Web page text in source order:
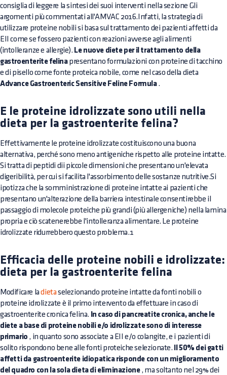
consiglia di leggere la sintesi dei suoi interventi nella sezione Gli
argomenti più commentati all'AMVAC 2016.Infatti, la strategia di
utilizzare proteine nobili si basa sul trattamento dei pazienti affetti da
EII come se fossero pazienti con reazioni avverse agli alimenti
(intolleranze e allergie). Le nuove diete per il trattamento della
gastroenterite felinapresentano formulazioni con proteine di tacchino
e di pisello come fonte proteica nobile, come nel caso della dieta
Advance Gastroenteric Sensitive Feline Formula.
E le proteine idrolizzate sono utili nella
dieta per la gastroenterite felina?
Effettivamente le proteine idrolizzate costituiscono una buona
alternativa, perché sono meno antigeniche rispetto alle proteine intatte.
Si tratta di peptidi dii piccole dimensioni che presentano un'elevata
digeribilità, per cui si facilita l'assorbimento delle sostanze nutritive.Si
ipotizza che la somministrazione di proteine intatte ai pazienti che
presentano un'alterazione della barriera intestinale consentirebbe il
passaggio di molecole proteiche più grandi (più allergeniche) nella lamina
propria e ciò scatenerebbe l'intolleranza alimentare. Le proteine
idrolizzate ridurrebbero questo problema.1
Efficacia delle proteine nobili e idrolizzate:
dieta per la gastroenterite felina
Modificare ladieta selezionando proteine intatte da fonti nobili o
proteine idrolizzate è il primo intervento da effettuare in caso di
gastroenterite cronica felina. In caso di pancreatite cronica, anche le
diete a base di proteine nobili e/o idrolizzate sono di interesse
primario , in quanto sono associate a EII e/o colangite, e i pazienti di
solito rispondono bene alle fonti proteiche selezionate.
Il 50% dei gatti
affetti da gastroenterite idiopatica risponde con un miglioramento
del quadro con la sola dieta di eliminazione, ma soltanto nel 29% dei